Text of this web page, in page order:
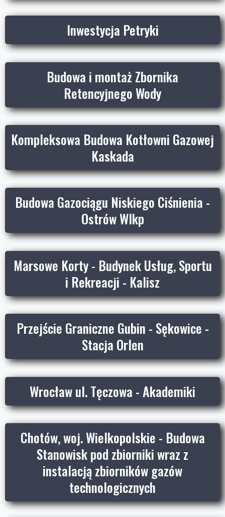
Inwestycja Petryki
Budowa i montaż Zbornika
Retencyjnego Wody
Kompleksowa Budowa Kotłowni Gazowej
Kaskada
Budowa Gazociągu Niskiego Ciśnienia -
Ostrów Wlkp
Marsowe Korty - Budynek Usług, Sportu
i Rekreacji - Kalisz
Przejście Graniczne Gubin - Sękowice -
Stacja Orlen
Wrocław ul. Tęczowa - Akademiki
Chotów, woj. Wielkopolskie - Budowa
Stanowisk pod zbiorniki wraz z
instalacją zbiorników gazów
technologicznych